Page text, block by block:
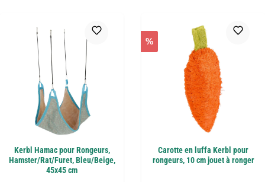
Kerbl Hamac pour Rongeurs,
Hamster/Rat/Furet, Bleu/Beige,
45x45 cm
%
Carotte en luffa Kerbl pour
rongeurs, 10 cm jouet à ronger